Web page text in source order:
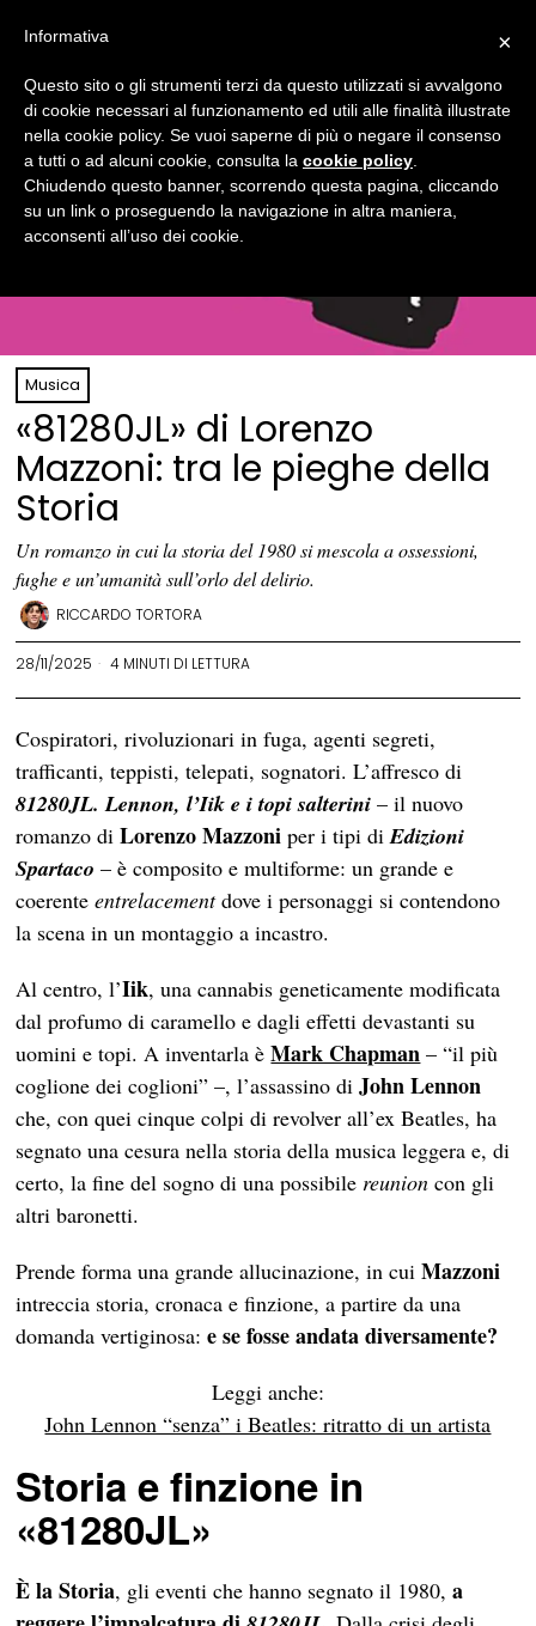
Musica
«81280JL» di Lorenzo
Mazzoni: tra le pieghe della
Storia
Un romanzo in cui la storia del 1980 si mescola a ossessioni,
fughe e un’umanità sull’orlo del delirio.
RICCARDO TORTORA
28/11/2025 4 MINUTI DI LETTURA
Cospiratori, rivoluzionari in fuga, agenti segreti,
trafficanti, teppisti, telepati, sognatori. L’affresco di
81280JL. Lennon, l’Iik e i topi salterini – il nuovo
romanzo diLorenzo Mazzoni per i tipi diEdizioni
Spartaco – è composito e multiforme: un grande e
coerenteentrelacementdove i personaggi si contendono
la scena in un montaggio a incastro.
Al centro, l’Iik, una cannabis geneticamente modificata
dal profumo di caramello e dagli effetti devastanti su
uomini e topi. A inventarla èMark Chapman – “il più
coglione dei coglioni” –, l’assassino diJohn Lennon
che, con quei cinque colpi di revolver all’ex Beatles, ha
segnato una cesura nella storia della musica leggera e, di
certo, la fine del sogno di una possibile reunion con gli
altri baronetti.
Prende forma una grande allucinazione, in cuiMazzoni
intreccia storia, cronaca e finzione, a partire da una
domanda vertiginosa:e se fosse andata diversamente?
Leggi anche:
John Lennon “senza” i Beatles: ritratto di un artista
Storia e finzione in
«81280JL»
È la Storia, gli eventi che hanno segnato il 1980, a
×
Informativa
Questo sito o gli strumenti terzi da questo utilizzati si avvalgono
di cookie necessari al funzionamento ed utili alle finalità illustrate
nella cookie policy. Se vuoi saperne di più o negare il consenso
a tutti o ad alcuni cookie, consulta la cookie policy
Chiudendo questo banner, scorrendo questa pagina, cliccando
su un link o proseguendo la navigazione in altra maniera,
acconsenti all’uso dei cookie.